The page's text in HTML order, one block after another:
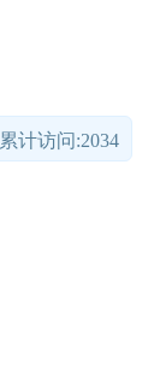
累计访问:2034